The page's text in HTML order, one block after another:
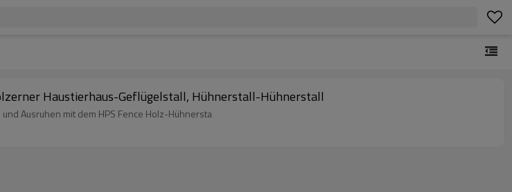
Haustierhaus-Geflügelstall, Hühnerstall-Hühnerstall
Ausruhen mit dem HPS Fence Holz-Hühnersta